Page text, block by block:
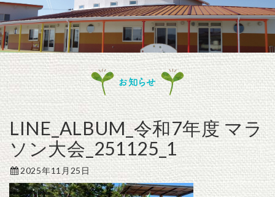
a
t
n
お知らせ
LINE_ALBUM_令和7年度 マラ
ソン大会_251125_1
2025年11月25日